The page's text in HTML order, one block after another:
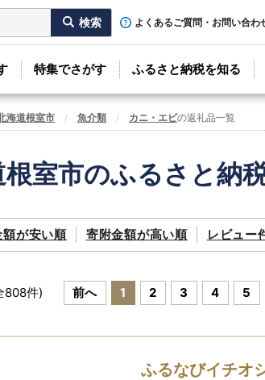
よくあるご質問・お問い合わ
特集でさがす ふるさと納税を知る
海道根室市 魚介類 カニ・エビの返礼品一覧
根室市のふるさと納
額が安い順 寄附金額が高い順 レビュー
808件) 前へ 1 2 3 4 5
ふるなびイチオ